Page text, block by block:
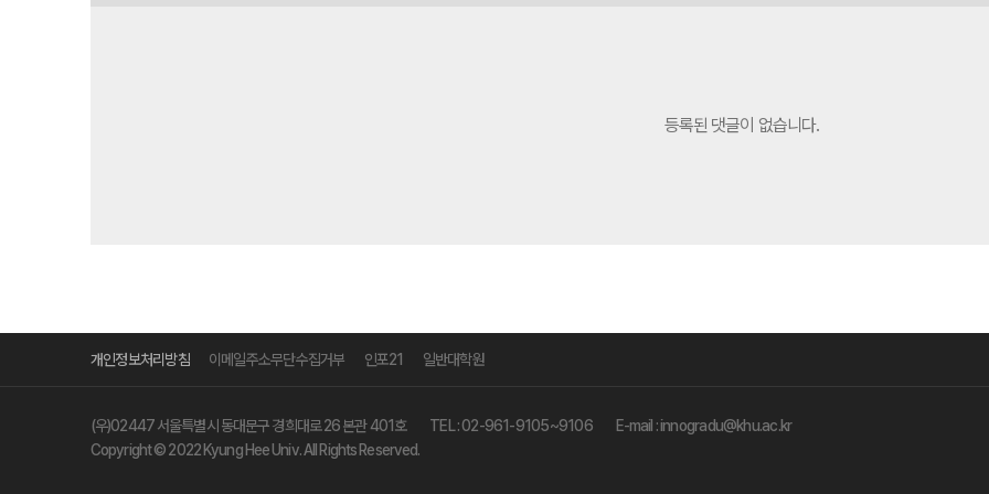
등록된 댓글이 없습니다.
개인정보처리방침 이메일주소무단수집거부 인포21 일반대학원
(우)02447 서울특별시 동대문구 경희대로 26 본관 401호 TEL :02-961-9105~9106 E-mail :innogradu@khu.ac.kr
Copyright © 2022 Kyung Hee Univ. All Rights Reserved.